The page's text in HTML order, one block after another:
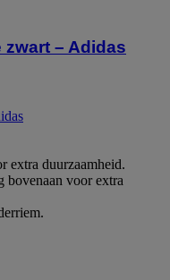
– Adidas
extra duurzaamheid.
bovenaan voor extra